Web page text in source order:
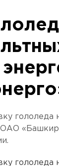
гололеда
ОАО
гололеда